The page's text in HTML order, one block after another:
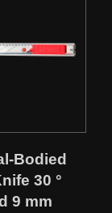
Bodied
30 °
9 mm